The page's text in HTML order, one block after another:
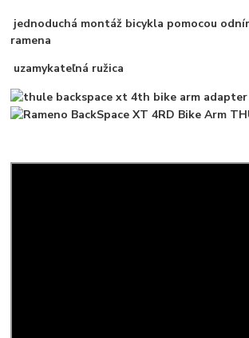
jednoduchá montáž bicykla pomocou
ramena
uzamykateľná ružica